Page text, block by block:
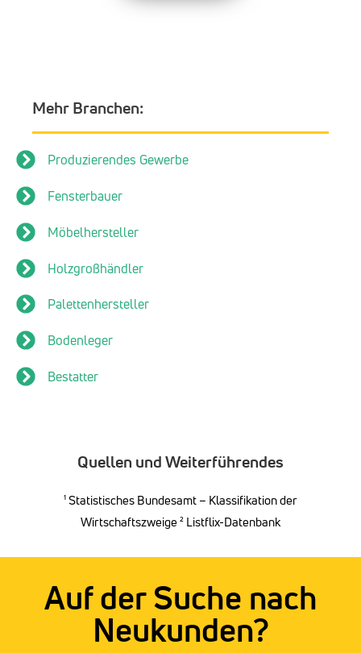
Mehr Branchen:
Produzierendes Gewerbe
Fensterbauer
Möbelhersteller
Holzgroßhändler
Palettenhersteller
Bodenleger
Bestatter
Quellen und Weiterführendes
¹Statistisches Bundesamt – Klassifikation der
Wirtschaftszweige² Listflix-Datenbank
Auf der Suche nach
Neukunden?